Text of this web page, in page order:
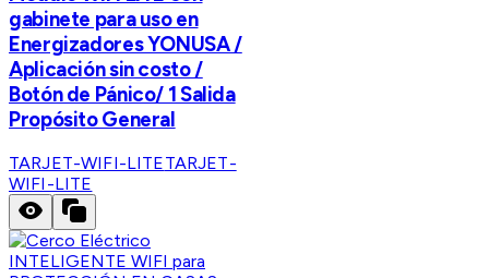
gabinete para uso en
Energizadores YONUSA /
Aplicación sin costo /
Botón de Pánico/ 1 Salida
Propósito General
TARJET-WIFI-LITETARJET-
WIFI-LITE